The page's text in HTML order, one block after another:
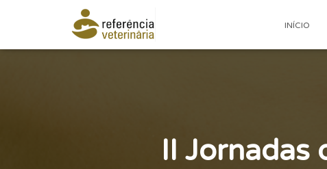
INÍCIO
II Jornadas